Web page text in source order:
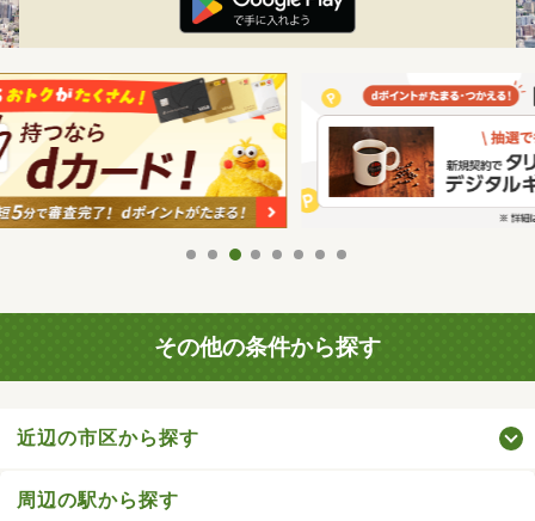
その他の条件から探す
近辺の市区から探す
周辺の駅から探す